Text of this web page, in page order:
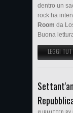
dentro un
rock ha
Room da
Buona
LEGGI